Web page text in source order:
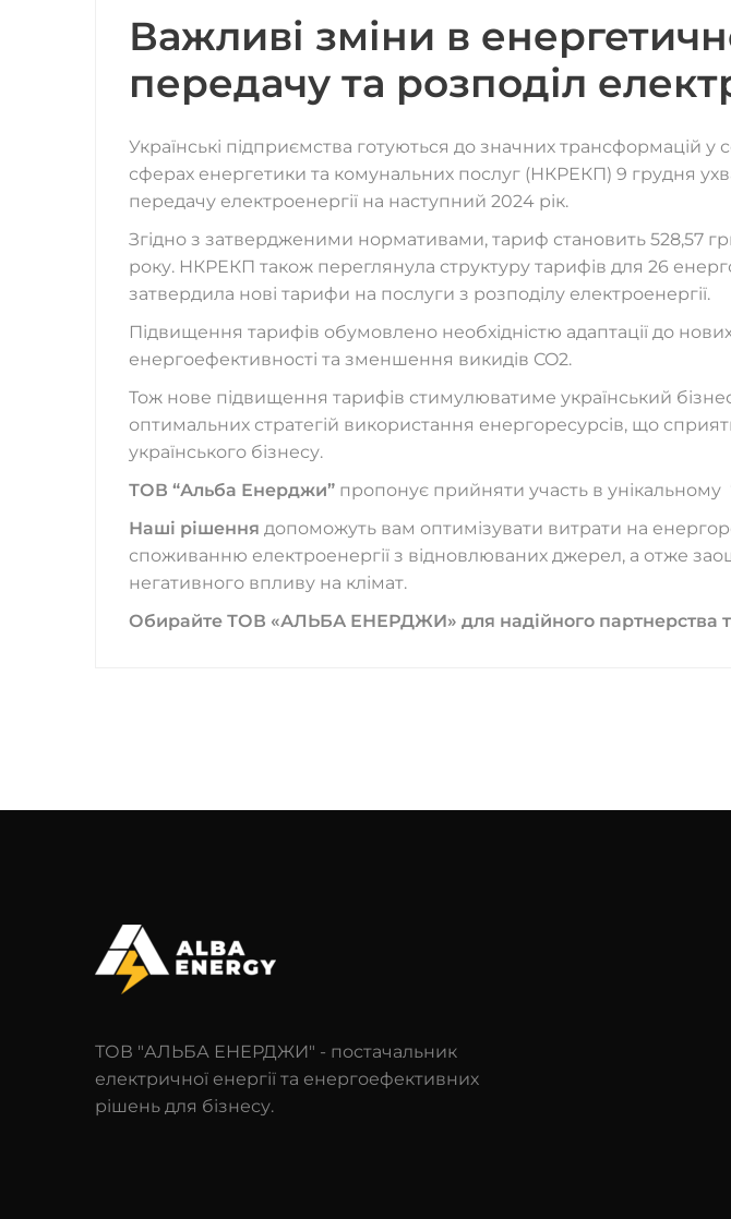
Важливі зміни в
передачу та розподіл
Українські підприємства готуються до значних трансформацій
сферах енергетики та комунальних послуг (НКРЕКП) 9 грудня
передачу електроенергії на наступний 2024 рік.
Згідно з затвердженими нормативами, тариф становить 528,57
року. НКРЕКП також переглянула структуру тарифів для 26
затвердила нові тарифи на послуги з розподілу електроенергії.
Підвищення тарифів обумовлено необхідністю адаптації до
енергоефективності та зменшення викидів CO2.
Тож нове підвищення тарифів стимулюватиме український
оптимальних стратегій використання енергоресурсів, що
українського бізнесу.
ТОВ “Альба Енерджи” пропонує прийняти участь в унікальному
Наші рішення допоможуть вам оптимізувати витрати на
споживанню електроенергії з відновлюваних джерел, а отже
негативного впливу на клімат.
Обирайте ТОВ «АЛЬБА ЕНЕРДЖИ» для надійного партнерства
ТОВ "АЛЬБА ЕНЕРДЖИ" - постачальник
електричної енергії та енергоефективних
рішень для бізнесу.